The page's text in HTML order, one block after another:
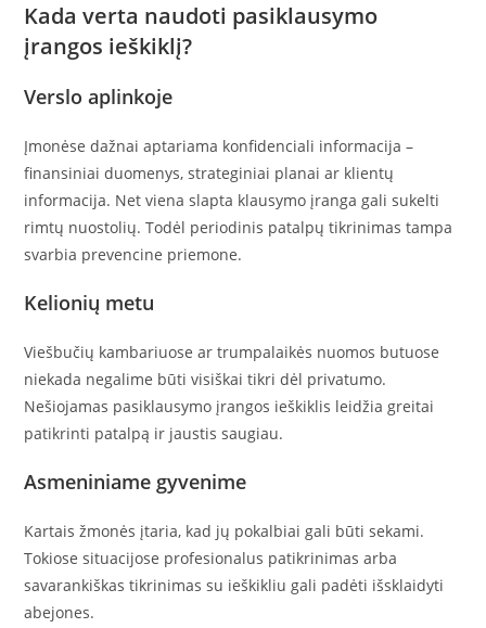
Kada verta naudoti pasiklausymo
įrangos ieškiklį?
Verslo aplinkoje
Įmonėse dažnai aptariama konfidenciali informacija –
finansiniai duomenys, strateginiai planai ar klientų
informacija. Net viena slapta klausymo įranga gali sukelti
rimtų nuostolių. Todėl periodinis patalpų tikrinimas tampa
svarbia prevencine priemone.
Kelionių metu
Viešbučių kambariuose ar trumpalaikės nuomos butuose
niekada negalime būti visiškai tikri dėl privatumo.
Nešiojamas pasiklausymo įrangos ieškiklis leidžia greitai
patikrinti patalpą ir jaustis saugiau.
Asmeniniame gyvenime
Kartais žmonės įtaria, kad jų pokalbiai gali būti sekami.
Tokiose situacijose profesionalus patikrinimas arba
savarankiškas tikrinimas su ieškikliu gali padėti išsklaidyti
abejones.